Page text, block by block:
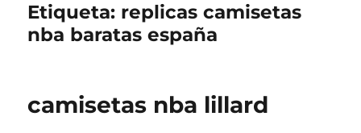
Etiqueta: replicas camisetas
nba baratas españa
camisetas nba lillard